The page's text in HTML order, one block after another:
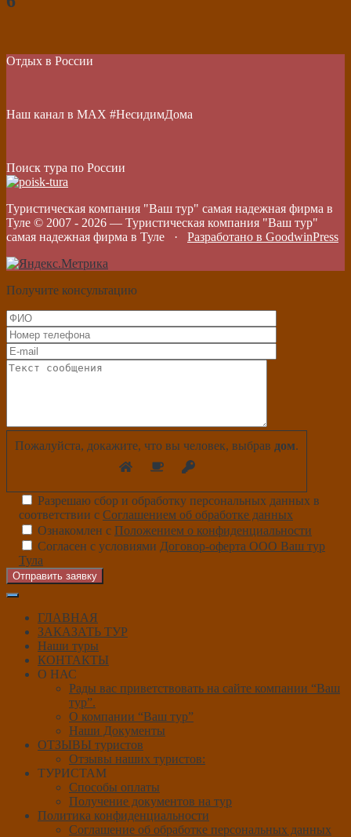
Отдых в России
Наш канал в МАХ #НесидимДома
Поиск тура по России
Туристическая компания "Ваш тур" самая надежная фирма в
Туле © 2007 - 2026 — Туристическая компания "Ваш тур"
самая надежная фирма в Туле · Разработано в GoodwinPress
Получите консультацию
Пожалуйста, докажите, что вы человек, выбрав дом.
Разрешаю сбор и обработку персональных данных в
соответствии с Соглашением об обработке данных
Ознакомлен с Положением о конфиденциальности
Согласен с условиями Договор-оферта ООО Ваш тур
Тула
Отправить заявку
ГЛАВНАЯ
ЗАКАЗАТЬ ТУР
Наши туры
КОНТАКТЫ
О НАС
Рады вас приветствовать на сайте компании “Ваш
тур”.
О компании “Ваш тур”
Наши Документы
ОТЗЫВЫ туристов
Отзывы наших туристов:
ТУРИСТАМ
Способы оплаты
Получение документов на тур
Политика конфиденциальности
Соглашение об обработке персональных данных